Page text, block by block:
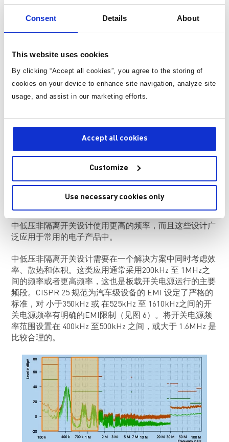
Consent Details About
This website uses cookies
By clicking “Accept all cookies”, you agree to the storing of
cookies on your device to enhance site navigation, analyze site
usage, and assist in our marketing efforts.
Accept all cookies
Customize
Use necessary cookies only
在电表电源设计中，需要避开一些开关频率点，例如电力
线载波 (PLC) 信号传输频率点，因为PLC 使用现有的交流
信号来获取信息。但如果通信信号受到电源开关信号的影
响，则会导致通信错误并影响 PLC 运行（见图 5）。通过
电源方案来设置一个固定的开关频率，可以防止通信干
图5: 对高频PLC通信频率产生的干扰
200KHz 与 1MHz（或更高）之间的频率
中低压非隔离开关设计使用更高的频率，而且这些设计广
泛应用于常用的电子产品中。
中低压非隔离开关设计需要在一个解决方案中同时考虑效
率、散热和体积。这类应用通常采用200kHz 至 1MHz之
间的频率或者更高频率，这也是板载开关电源运行的主要
频段。CISPR 25 规范为汽车级设备的 EMI 设定了严格的
标准，对 小于350kHz 或 在525kHz 至 1610kHz之间的开
关电源频率有明确的EMI限制（见图 6）。将开关电源频
率范围设置在 400kHz 至500kHz 之间，或大于 1.6MHz 是
比较合理的。